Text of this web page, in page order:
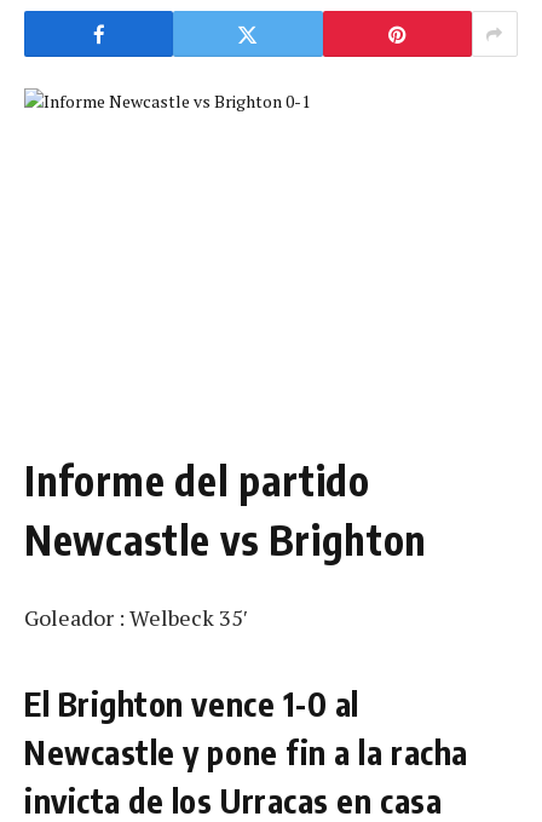
Informe del partido
Newcastle vs Brighton
Goleador : Welbeck 35′
El Brighton vence 1-0 al
Newcastle y pone fin a la racha
invicta de los Urracas en casa